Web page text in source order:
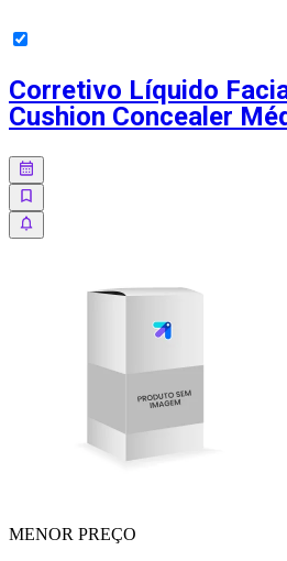
Corretivo Líquido
Cushion Concealer
MENOR PREÇO